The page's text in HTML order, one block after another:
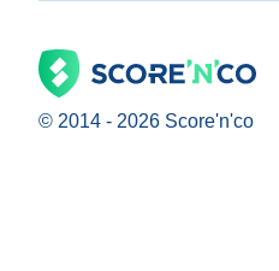
© 2014 - 2026 Score'n'co